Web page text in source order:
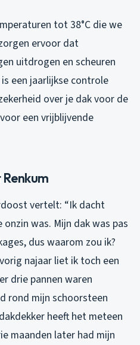
tot 38°C die we
ervoor dat
uitdrogen en scheuren
een jaarlijkse controle
over je dak voor de
voor een vrijblijvende
vertelt: “Ik dacht
was. Mijn dak was pas
dus waarom zou ik?
najaar liet ik toch een
drie pannen waren
rond mijn schoorsteen
heeft het meteen
maanden later had mijn